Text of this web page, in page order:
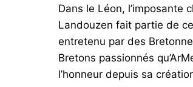
Dans le Léon, l’imposante
Landouzen fait partie de
entretenu par des
Bretons passionnés
l’honneur depuis sa